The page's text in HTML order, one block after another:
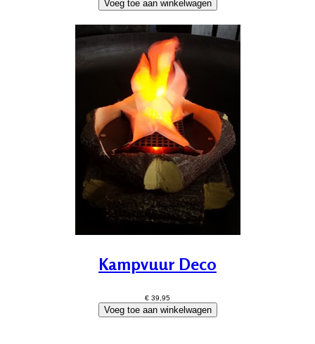
Kampvuur Deco
€ 39,95